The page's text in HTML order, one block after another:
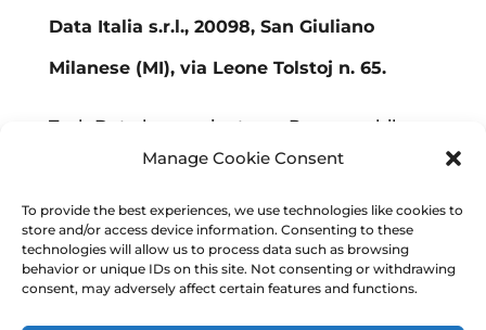
Manage Cookie Consent
To provide the best experiences, we use technologies like cookies to
store and/or access device information. Consenting to these
technologies will allow us to process data such as browsing
behavior or unique IDs on this site. Not consenting or withdrawing
consent, may adversely affect certain features and functions.
Data Italia s.r.l., 20098, San Giuliano
Milanese (MI), via Leone Tolstoj n. 65.
Tech Data ha nominato un Responsabile
della Protezione dei dati (RPD) che può
essere contatto al seguente indirizzo e-mail:
tdprivacy@techdata.com.